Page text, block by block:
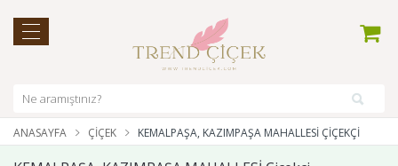
ANASAYFA ÇIÇEK KEMALPAŞA, KAZIMPAŞA MAHALLESİ ÇIÇEKÇI